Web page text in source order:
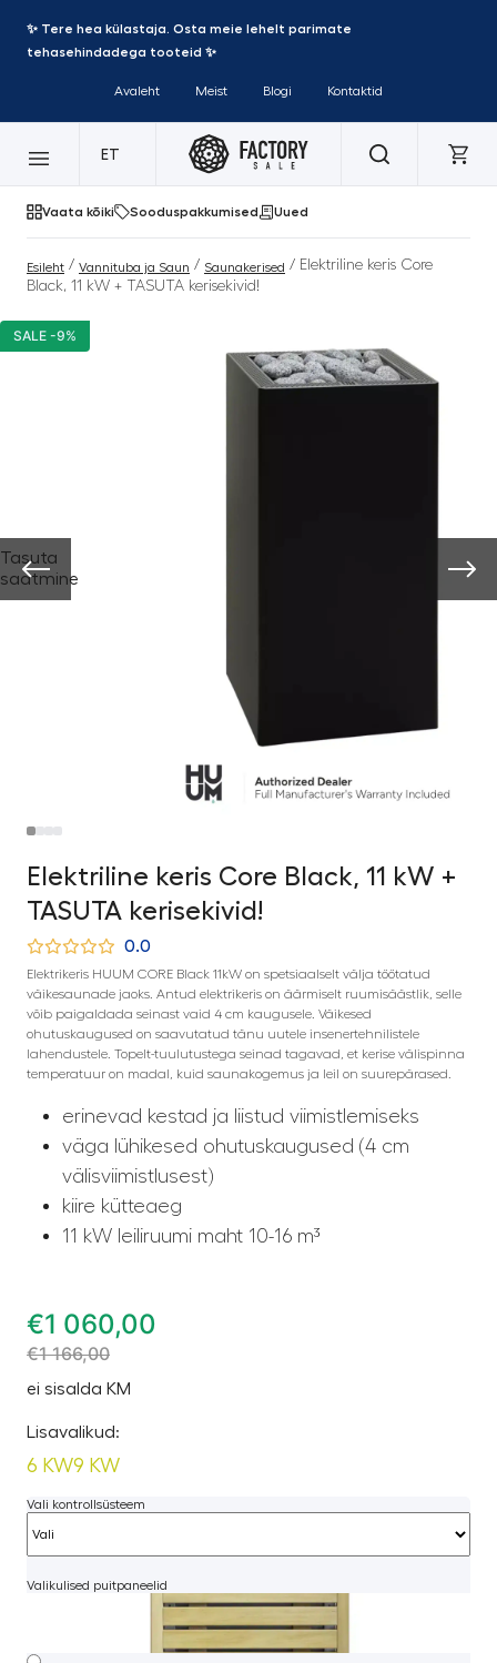
✨ Tere hea külastaja. Osta meie lehelt parimate
tehasehindadega tooteid ✨
Avaleht Meist Blogi Kontaktid
ET
Vaata kõiki Sooduspakkumised Uued
Esileht / Vannituba ja Saun / Saunakerised / Elektriline keris Core
Black, 11 kW + TASUTA kerisekivid!
SALE -9%
Tasuta
saatmine
Elektriline keris Core Black, 11 kW +
TASUTA kerisekivid!
0.0
Elektrikeris HUUM CORE Black 11kW on spetsiaalselt välja töötatud
väikesaunade jaoks. Antud elektrikeris on äärmiselt ruumisäästlik, selle
võib paigaldada seinast vaid 4 cm kaugusele. Väikesed
ohutuskaugused on saavutatud tänu uutele insenertehnilistele
lahendustele. Topelt-tuulutustega seinad tagavad, et kerise välispinna
temperatuur on madal, kuid saunakogemus ja leil on suurepärased.
erinevad kestad ja liistud viimistlemiseks
väga lühikesed ohutuskaugused (4 cm
välisviimistlusest)
kiire kütteaeg
11 kW leiliruumi maht 10-16 m³
€1 060,00
€1 166,00
ei sisalda KM
Lisavalikud:
6 KW9 KW
Vali kontrollsüsteem
Valikulised puitpaneelid